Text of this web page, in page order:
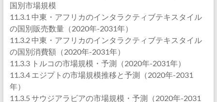
国別市場規模
11.3.1 中東・アフリカのインタラクティブテキスタイル
の国別販売数量（2020年-2031年）
11.3.2 中東・アフリカのインタラクティブテキスタイル
の国別消費額（2020年-2031年）
11.3.3 トルコの市場規模・予測（2020年-2031年）
11.3.4 エジプトの市場規模推移と予測（2020年-2031
年）
11.3.5 サウジアラビアの市場規模・予測（2020年-2031